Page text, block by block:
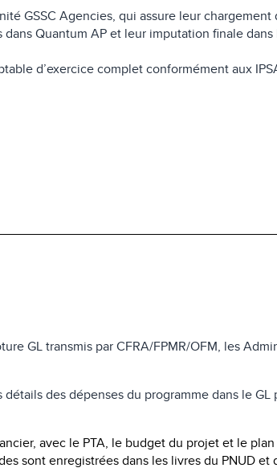
GSSC Agencies, qui assure leur chargement
Quantum AP et leur imputation finale dans
d’exercice complet conformément aux
GL transmis par CFRA/FPMR/OFM, les
des dépenses du programme dans le GL
avec le PTA, le budget du projet et le plan
sont enregistrées dans les livres du PNUD et